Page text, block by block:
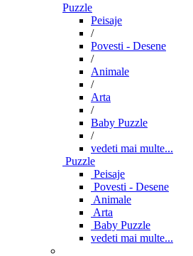
Puzzle
Peisaje
/
Povesti - Desene
/
Animale
/
Arta
/
Baby Puzzle
/
vedeti mai multe...
Puzzle
Peisaje
Povesti - Desene
Animale
Arta
Baby Puzzle
vedeti mai multe...